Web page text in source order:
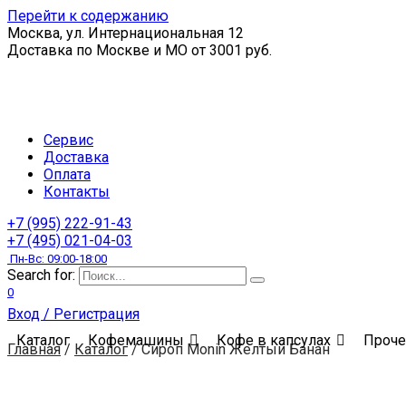
Перейти к содержанию
Москва, ул. Интернациональная 12
Доставка по Москве и МО от 3001 руб.
Сервис
Доставка
Оплата
Контакты
+7 (995) 222-91-43
+7 (495) 021-04-03
Пн-Вс: 09:00-18:00
Search for:
0
Вход / Регистрация
Каталог
Кофемашины Кофе в капсулах
Главная/ Каталог/Сироп Monin Желтый Банан